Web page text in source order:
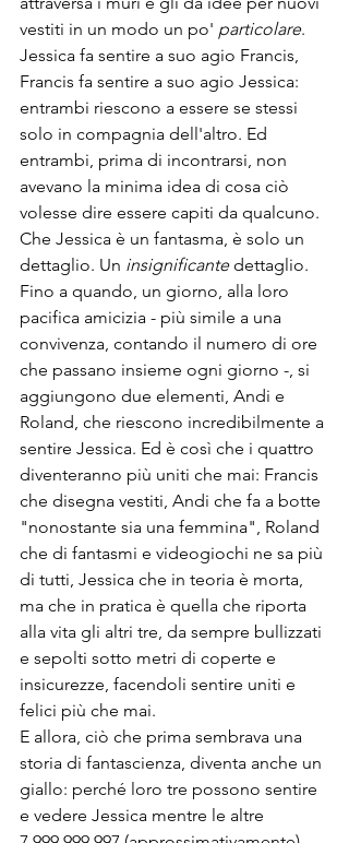
vestiti in un modo un po' particolare.
Jessica fa sentire a suo agio Francis,
Francis fa sentire a suo agio Jessica:
entrambi riescono a essere se stessi
solo in compagnia dell'altro. Ed
entrambi, prima di incontrarsi, non
avevano la minima idea di cosa ciò
volesse dire essere capiti da qualcuno.
Che Jessica è un fantasma, è solo un
dettaglio. Un insignificante dettaglio.
Fino a quando, un giorno, alla loro
pacifica amicizia - più simile a una
convivenza, contando il numero di ore
che passano insieme ogni giorno -, si
aggiungono due elementi, Andi e
Roland, che riescono incredibilmente a
sentire Jessica. Ed è così che i quattro
diventeranno più uniti che mai: Francis
che disegna vestiti, Andi che fa a botte
"nonostante sia una femmina", Roland
che di fantasmi e videogiochi ne sa più
di tutti, Jessica che in teoria è morta,
ma che in pratica è quella che riporta
alla vita gli altri tre, da sempre bullizzati
e sepolti sotto metri di coperte e
insicurezze, facendoli sentire uniti e
felici più che mai.
E allora, ciò che prima sembrava una
storia di fantascienza, diventa anche un
giallo: perché loro tre possono sentire
e vedere Jessica mentre le altre